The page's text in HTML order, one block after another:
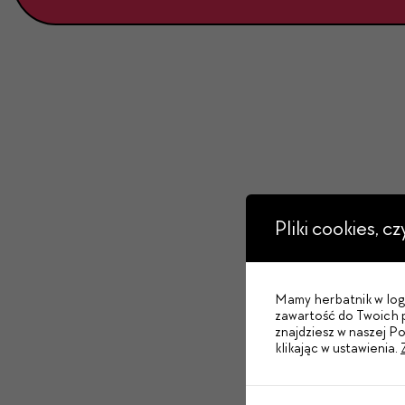
Pliki cookies,
Mamy herbatnik w
zawartość do Twoich
znajdziesz w naszej
klikając w ustawienia.